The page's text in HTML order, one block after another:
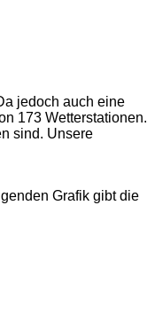
jedoch auch eine
173 Wetterstationen.
sind. Unsere
Grafik gibt die